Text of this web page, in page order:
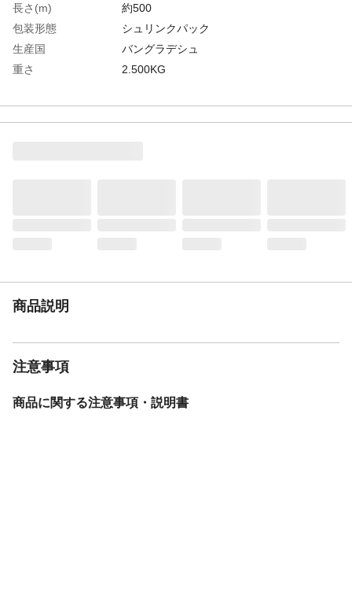
長さ(m)
約500
包装形態
シュリンクパック
生産国
バングラデシュ
重さ
2.500KG
商品説明
注意事項
商品に関する注意事項・説明書